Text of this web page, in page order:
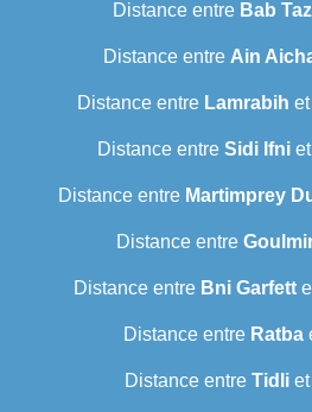
Distance entre Bab
Distance entre Ain
Distance entre Lamrabih et
Distance entre Sidi Ifniet
Distance entre Martimprey
Distance entre
Distance entre Bni Garfett
Distance entre Ratba
Distance entre Tidli et